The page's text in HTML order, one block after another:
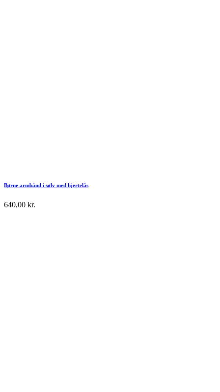
Børne armbånd i sølv med hjertelås
640,00 kr.